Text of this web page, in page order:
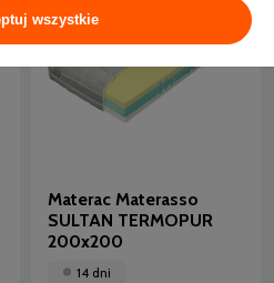
Materac Materasso
SULTAN TERMOPUR
200x200
14 dni
wszystkie